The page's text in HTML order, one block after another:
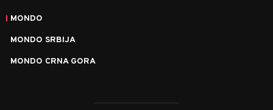
MONDO
MONDO SRBIJA
MONDO CRNA GORA